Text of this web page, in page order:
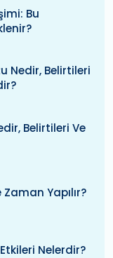
Bu
Nedir, Belirtileri
Belirtileri Ve
Yapılır?
Etkileri Nelerdir?